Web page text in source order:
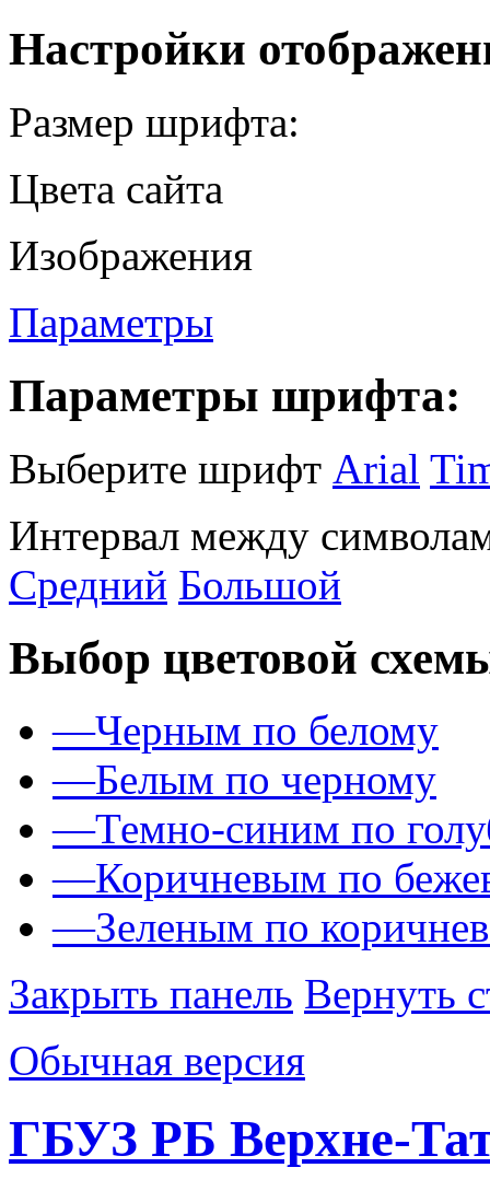
Настройки
Размер шрифта:
Цвета сайта
Изображения
Параметры
Параметры шрифта:
Выберите шрифт Arial
Интервал между
Средний Большой
Выбор цветовой
—Черным по белому
—Белым по черному
—Темно-синим по
—Коричневым по
—Зеленым по
Закрыть панель Вернуть
Обычная версия
ГБУЗ РБ Верхне-